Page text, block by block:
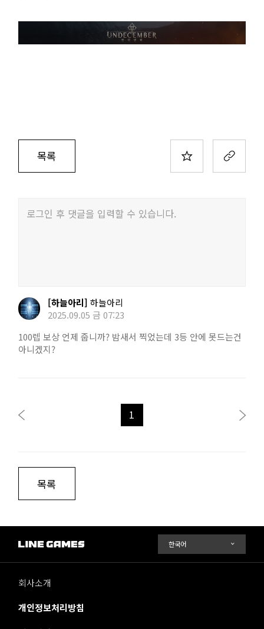
목록
로그인 후 댓글을 입력할 수 있습니다.
[하늘아리] 하늘아리
2025.09.05 금 07:23
100렙 보상 언제 줍니까? 밤새서 찍었는데 3등 안에 못드는건
아니겠지?
1
목록
회사소개
개인정보처리방침